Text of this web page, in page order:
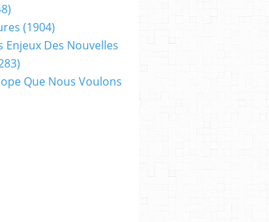
(1904)
Enjeux Des Nouvelles
Que Nous Voulons